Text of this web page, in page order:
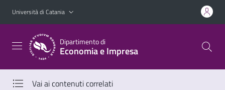
Vai al contenuto principale
Vai al menu di navigazione
Università di Catania
Dipartimento di
Economia e Impresa
Vai ai contenuti correlati